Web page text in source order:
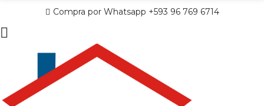
Compra por Whatsapp +593 96 769 6714